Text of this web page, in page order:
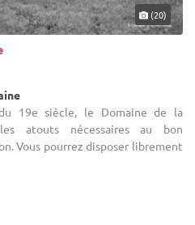
(20)
19e siècle, le Domaine de la
atouts nécessaires au bon
Vous pourrez disposer librement